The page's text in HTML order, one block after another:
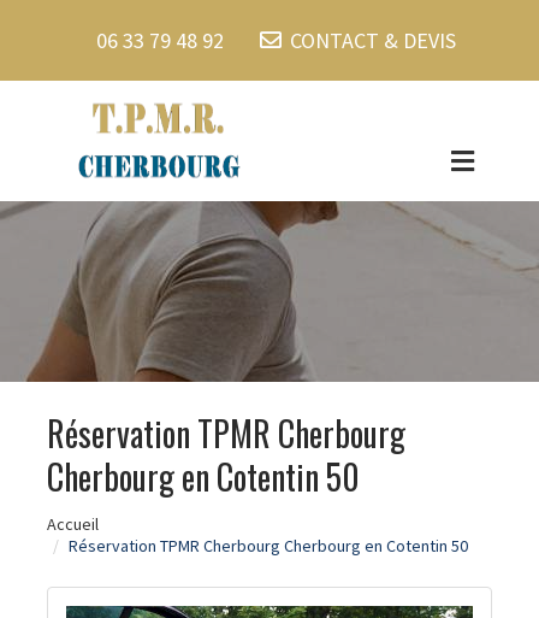
06 33 79 48 92 CONTACT & DEVIS
Réservation TPMR Cherbourg
Cherbourg en Cotentin 50
Accueil
Réservation TPMR Cherbourg Cherbourg en Cotentin 50